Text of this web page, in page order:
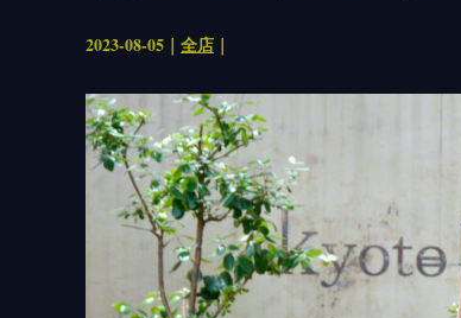
2023-08-05｜ 全店 ｜